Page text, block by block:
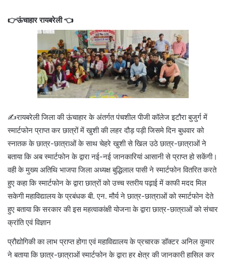
👉ऊंचाहार रायबरेली 👈
✍️रायबरेली जिला की ऊंचाहार के अंतर्गत पंचशील पीजी कॉलेज इटौरा बुजुर्ग में
स्मार्टफोन प्राप्त कर छात्रों में खुशी की लहर दौड़ पड़ी जिसमे दिन बुधवार को
स्नातक के छात्र-छात्राओं के साथ चेहरे खुशी से खिल उठे छात्र-छात्राओं ने
बताया कि अब स्मार्टफोन के द्वारा नई-नई जानकारियां आसानी से प्राप्त हो सकेंगी।
वही के मुख्य अतिथि भाजपा जिला अध्यक्ष बुद्धिलाल पासी ने स्मार्टफोन वितरित करते
हुए कहा कि स्मार्टफोन के द्वारा छात्रों को उच्च स्तरीय पढ़ाई में काफी मदद मिल
सकेगी महाविद्यालय के प्रबंधक बी. एन. मौर्य ने छात्र-छात्राओं को स्मार्टफोन देते
हुए बताया कि सरकार की इस महत्वाकांक्षी योजना के द्वारा छात्र-छात्राओं को संचार
क्रांति एवं विज्ञान
प्रौद्योगिकी का लाभ प्राप्त होगा एवं महाविद्यालय के प्रचारक डॉक्टर अनिल कुमार
ने बताया कि छात्र-छात्राओं स्मार्टफोन के द्वारा हर क्षेत्र की जानकारी हासिल कर